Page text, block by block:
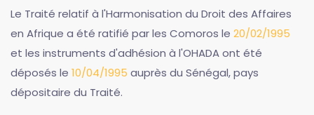
Le Traité relatif à l'Harmonisation du Droit des Affaires
en Afrique a été ratifié par les Comoros le 20/02/1995
et les instruments d'adhésion à l'OHADA ont été
déposés le 10/04/1995 auprès du Sénégal, pays
dépositaire du Traité.